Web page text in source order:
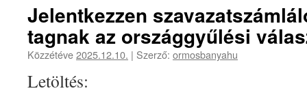
Jelentkezzen
tagnak az országgyűlési
Közzétéve2025.12.10. | Szerző: ormosbanyahu
Letöltés: